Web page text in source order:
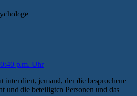
p.m. Uhr
intendiert, jemand, der die besprochene
und die beteiligten Personen und das